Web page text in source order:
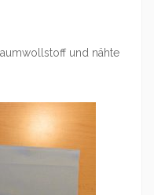
und nähte